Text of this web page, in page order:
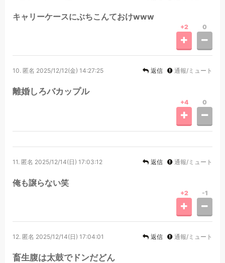
キャリーケースにぶちこんておけwww
+2 0
10. 匿名 2025/12/12(金) 14:27:25 返信 通報/ミュート
離婚しろバカップル
+4 0
11. 匿名 2025/12/14(日) 17:03:12 返信 通報/ミュート
俺も譲らない笑
+2 -1
12. 匿名 2025/12/14(日) 17:04:01 返信 通報/ミュート
畜生腹は太鼓でドンだどん